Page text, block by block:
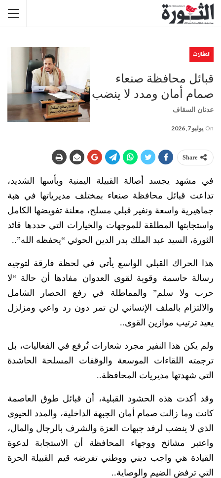
المقالات
قبائل محافظة صنعاء
صمام أمان ومدد لا ينضب
عدنان السقاف
On يوليو 7, 2026
Share
​في مشهد يجسد أصالة القبيلة اليمنية وبأسها الشديد،
تداعت قبائل محافظة صنعاء بمختلف مديرياتها في هبة
جماهيرية واسعة ونفير قبلي مسلح، معلنة تفويضها الكامل
واستجابتها المطلقة للموجهات والخيارات التي حددها قائد
الثورة، السيد عبد الملك بدر الدين الحوثي “يحفظه الله”..
​هذا الحراك القبلي الواسع يأتي في لحظة فارقة لتوجيه
رسالة حاسمة وقوية لقوى العدوان مفادها أن حالة “لا
حرب ولا سلم” والمماطلة في رفع الحصار الشامل
والالتزام بالملف الإنساني لن تمر دون رد واعي ومزلزل
يعيد ترتيب موازين القوى..
​ولم يكن هذا النفير مجرد شعارات تُرفع في الفعاليات، بل
ترجمته اللقاءات الموسعة والوقفات المسلحة الحاشدة
التي شهدتها مديريات المحافظة..
​وقد أكدت هذه الحشود القبلية، أن قبائل طوق العاصمة
كانت وما زالت صمام أمان الجبهة الداخلية، والمدد الحيوي
الذي لا ينضب لرفد جبهات العزة والشرف بالرجال والمال،
واعتبر مشائخ ووجهاء المحافظة أن الاستجابة لدعوة
القيادة هي واجب ديني ووطني تفرضه قيم القبيلة الحرة
التي ترفض الضيم والوصاية..